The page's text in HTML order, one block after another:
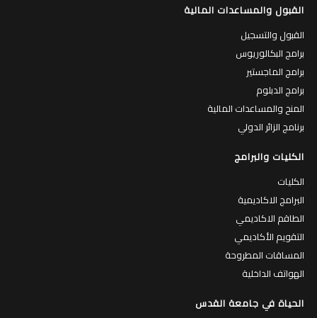
القبول والمساعدات المالية
القبول والتسجيل
برامج البكالوريوس
برامج الماجستير
برامج الدبلوم
المنح والمساعدات المالية
برنامج الزائر الدولي
الكليات والبرامج
الكليات
البرامج الاكاديمية
الطاقم الاكاديمي
التقويم الأكاديمي
المساقات المطروحة
الهواتف الداخلية
الحياة في جامعة القدس